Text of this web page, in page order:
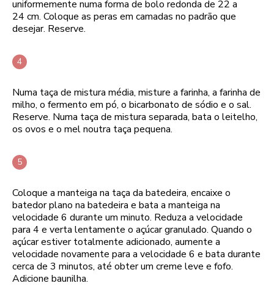
uniformemente numa forma de bolo redonda de 22 a
24 cm. Coloque as peras em camadas no padrão que
desejar. Reserve.
Numa taça de mistura média, misture a farinha, a farinha de
milho, o fermento em pó, o bicarbonato de sódio e o sal.
Reserve. Numa taça de mistura separada, bata o leitelho,
os ovos e o mel noutra taça pequena.
Coloque a manteiga na taça da batedeira, encaixe o
batedor plano na batedeira e bata a manteiga na
velocidade 6 durante um minuto. Reduza a velocidade
para 4 e verta lentamente o açúcar granulado. Quando o
açúcar estiver totalmente adicionado, aumente a
velocidade novamente para a velocidade 6 e bata durante
cerca de 3 minutos, até obter um creme leve e fofo.
Adicione baunilha.